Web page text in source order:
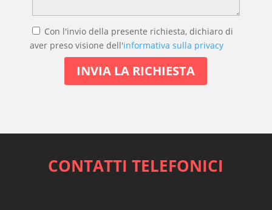
Con l'invio della presente richiesta, dichiaro di
aver preso visione dell'informativa sulla privacy
CONTATTI TELEFONICI